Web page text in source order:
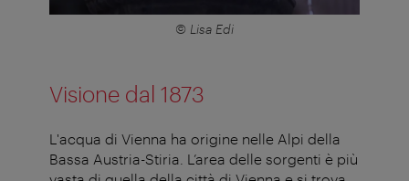
© Lisa Edi
Visione dal 1873
L'acqua di Vienna ha origine nelle Alpi della
Bassa Austria-Stiria. L’area delle sorgenti è più